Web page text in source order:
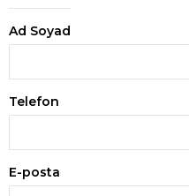
Ad Soyad
Telefon
E-posta